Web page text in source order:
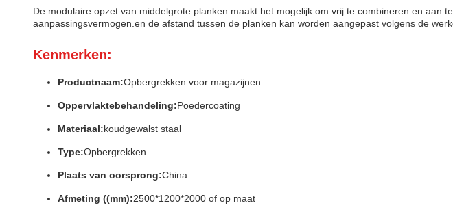
De modulaire opzet van middelgrote planken maakt het mogelijk om vrij te combineren en aan
aanpassingsvermogen.en de afstand tussen de planken kan worden aangepast volgens de
Kenmerken:
Productnaam:Opbergrekken voor magazijnen
Oppervlaktebehandeling:Poedercoating
Materiaal:koudgewalst staal
Type:Opbergrekken
Plaats van oorsprong:China
Afmeting ((mm):2500*1200*2000 of op maat